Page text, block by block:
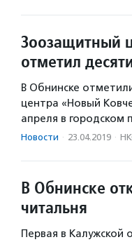
Зоозащитный
отметил
В Обнинске
центра «Новый
апреля в городском
Новости · 23.04.2019 ·
В Обнинске
читальня
Первая в Калужской